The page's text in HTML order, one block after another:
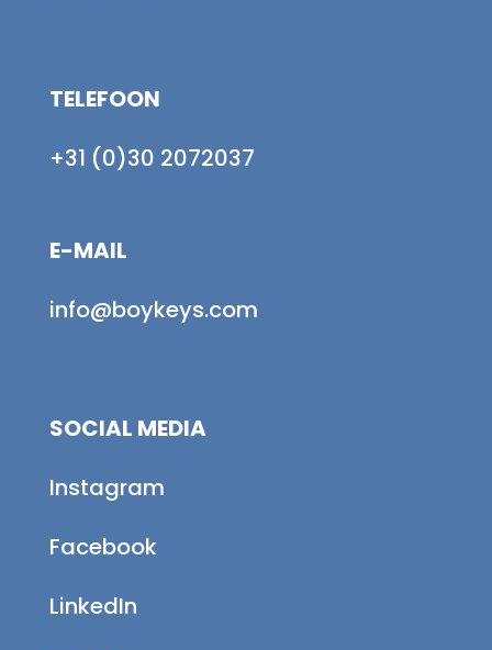
TELEFOON
+31 (0)30 2072037
E-MAIL
info@boykeys.com
SOCIAL MEDIA
Instagram
Facebook
LinkedIn